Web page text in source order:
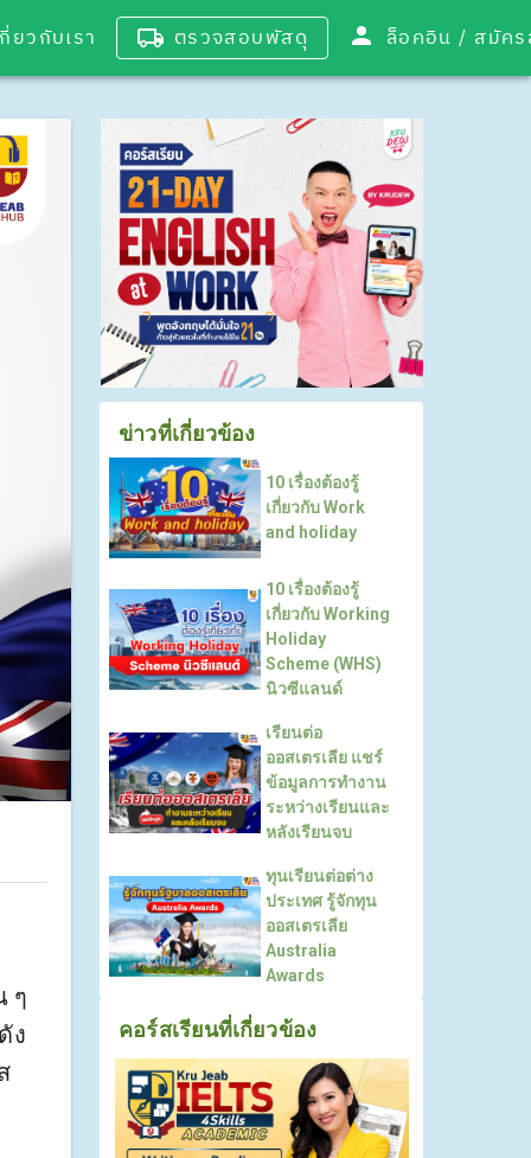
ยวกับเรา ตรวจสอบพัสดุ ล็อคอิน /
ๆ
ง
ข่าวที่เกี่ยวข้อง
10 เรื่องต้องรู้
เกี่ยวกับ Work
and holiday
10 เรื่องต้องรู้
เกี่ยวกับ Working
Holiday
Scheme (WHS)
นิวซีแลนด์
เรียนต่อ
ออสเตรเลีย แชร์
ข้อมูลการทำงาน
ระหว่างเรียนและ
หลังเรียนจบ
ทุนเรียนต่อต่าง
ประเทศ รู้จักทุน
ออสเตรเลีย
Australia
Awards
คอร์สเรียนที่เกี่ยวข้อง